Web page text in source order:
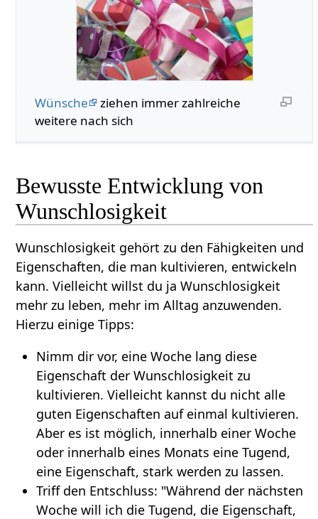
Wünsche
ziehen immer zahlreiche
weitere nach sich
Bewusste Entwicklung von
Wunschlosigkeit
Wunschlosigkeit gehört zu den Fähigkeiten und
Eigenschaften, die man kultivieren, entwickeln
kann. Vielleicht willst du ja Wunschlosigkeit
mehr zu leben, mehr im Alltag anzuwenden.
Hierzu einige Tipps:
Nimm dir vor, eine Woche lang diese
Eigenschaft der Wunschlosigkeit zu
kultivieren. Vielleicht kannst du nicht alle
guten Eigenschaften auf einmal kultivieren.
Aber es ist möglich, innerhalb einer Woche
oder innerhalb eines Monats eine Tugend,
eine Eigenschaft, stark werden zu lassen.
Triff den Entschluss: "Während der nächsten
Woche will ich die Tugend, die Eigenschaft,